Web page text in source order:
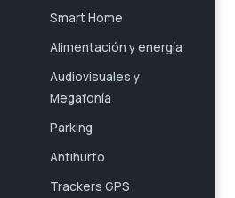
Smart Home
Alimentación y energía
Audiovisuales y
Megafonía
Parking
Antihurto
Trackers GPS